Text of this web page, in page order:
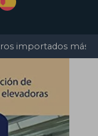
importados más